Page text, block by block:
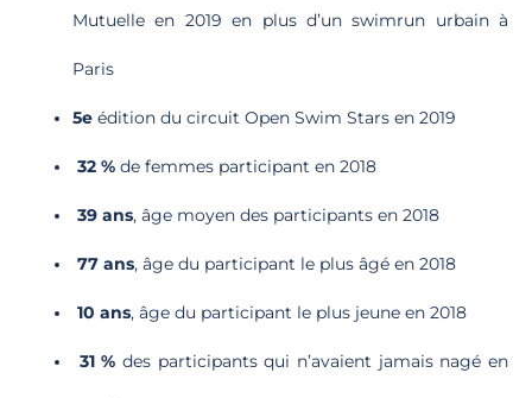
Mutuelle en 2019 en plus d’un swimrun urbain à
Paris
5e édition du circuit Open Swim Stars en 2019
32 % de femmes participant en 2018
39 ans, âge moyen des participants en 2018
77 ans, âge du participant le plus âgé en 2018
10 ans, âge du participant le plus jeune en 2018
31 %des participants qui n’avaient jamais nagé en